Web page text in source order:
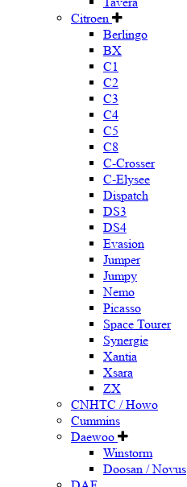
Citroen
Berlingo
BX
C1
C2
C3
C4
C5
C8
C-Crosser
C-Elysee
Dispatch
DS3
DS4
Evasion
Jumper
Jumpy
Nemo
Picasso
Space Tourer
Synergie
Xantia
Xsara
ZX
CNHTC / Howo
Cummins
Daewoo
Winstorm
Doosan / Novus